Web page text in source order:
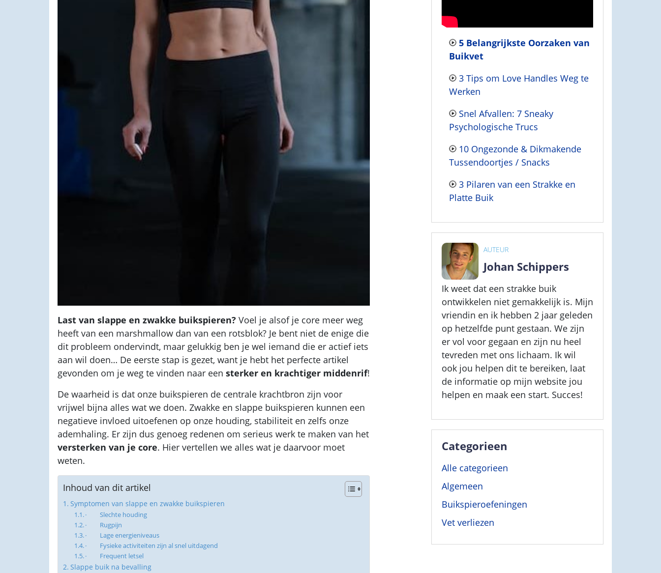
Last van slappe en zwakke buikspieren? Voel je alsof je core meer weg
heeft van een marshmallow dan van een rotsblok? Je bent niet de enige die
dit probleem ondervindt, maar gelukkig ben je wel iemand die er actief iets
aan wil doen… De eerste stap is gezet, want je hebt het perfecte artikel
gevonden om je weg te vinden naar een sterker en krachtiger middenrif!
De waarheid is dat onze buikspieren de centrale krachtbron zijn voor
vrijwel bijna alles wat we doen. Zwakke en slappe buikspieren kunnen een
negatieve invloed uitoefenen op onze houding, stabiliteit en zelfs onze
ademhaling. Er zijn dus genoeg redenen om serieus werk te maken van het
versterken van je core. Hier vertellen we alles wat je daarvoor moet
weten.
Inhoud van dit artikel
Symptomen van slappe en zwakke buikspieren
· Slechte houding
· Rugpijn
· Lage energieniveaus
· Fysieke activiteiten zijn al snel uitdagend
· Frequent letsel
Slappe buik na bevalling
5 Belangrijkste Oorzaken van
Buikvet
3 Tips om Love Handles Weg te
Werken
Snel Afvallen: 7 Sneaky
Psychologische Trucs
10 Ongezonde & Dikmakende
Tussendoortjes / Snacks
3 Pilaren van een Strakke en
Platte Buik
AUTEUR
Johan Schippers
Ik weet dat een strakke buik
ontwikkelen niet gemakkelijk is. Mijn
vriendin en ik hebben 2 jaar geleden
op hetzelfde punt gestaan. We zijn
er vol voor gegaan en zijn nu heel
tevreden met ons lichaam. Ik wil
ook jou helpen dit te bereiken, laat
de informatie op mijn website jou
helpen en maak een start. Succes!
Categorieen
Alle categorieen
Algemeen
Buikspieroefeningen
Vet verliezen